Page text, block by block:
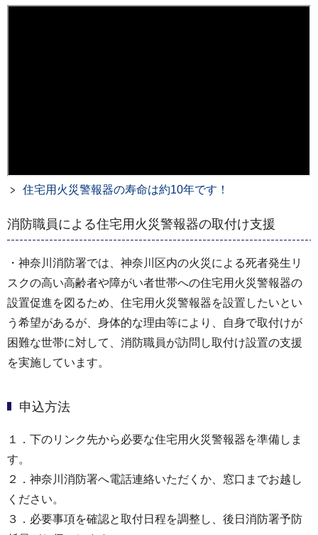
住宅用火災警報器の寿命は約10年です！
消防職員による住宅用火災警報器の取付け支援
・神奈川消防署では、神奈川区内の火災による死者発生リ
スクの高い高齢者や障がい者世帯への住宅用火災警報器の
設置促進を図るため、住宅用火災警報器を設置したいとい
う希望があるが、身体的な理由等により、自身で取付けが
困難な世帯に対して、消防職員が訪問し取付け設置の支援
を実施しています。
申込方法
１．下のリンク先から必要な住宅用火災警報器を準備しま
す。
２．神奈川消防署へ電話連絡いただくか、窓口までお越し
ください。
３．必要事項を確認と取付日程を調整し、後日消防署予防